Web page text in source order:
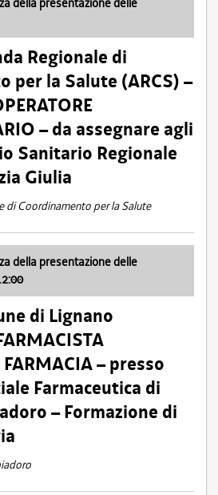
della presentazione delle
Regionale di
per la Salute (ARCS) –
– da assegnare agli
Sanitario Regionale
Giulia
di Coordinamento per la Salute
della presentazione delle
di Lignano
FARMACIA – presso
Farmaceutica di
– Formazione di